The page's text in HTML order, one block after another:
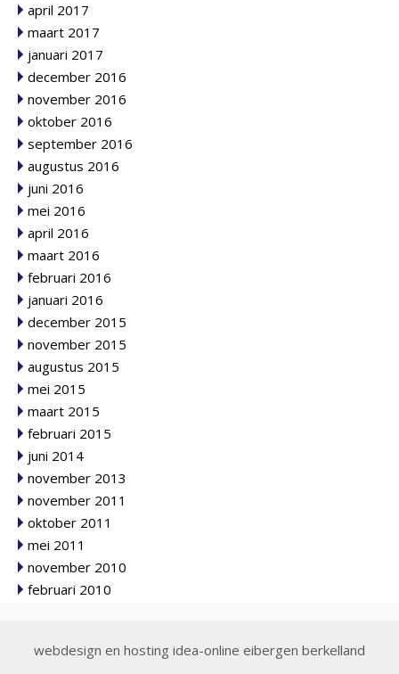
april 2017
maart 2017
januari 2017
december 2016
november 2016
oktober 2016
september 2016
augustus 2016
juni 2016
mei 2016
april 2016
maart 2016
februari 2016
januari 2016
december 2015
november 2015
augustus 2015
mei 2015
maart 2015
februari 2015
juni 2014
november 2013
november 2011
oktober 2011
mei 2011
november 2010
februari 2010
webdesign en hosting idea-online eibergen berkelland